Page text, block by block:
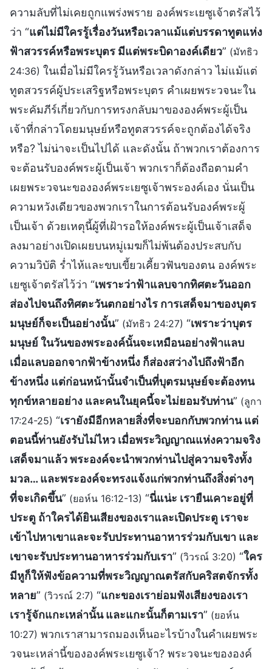
ความลับที่ไม่เคยถูกแพร่งพราย องค์พระเยซูเจ้าตรัสไว้
ว่า “แต่ไม่มีใครรู้เรื่องวันหรือเวลาแม้แต่บรรดาทูตแห่ง
ฟ้าสวรรค์หรือพระบุตร มีแต่พระบิดาองค์เดียว” (มัทธิว
24:36) ในเมื่อไม่มีใครรู้วันหรือเวลาดังกล่าว ไม่แม้แต่
ทูตสวรรค์ผู้ประเสริฐหรือพระบุตร คำเผยพระวจนะใน
พระคัมภีร์เกี่ยวกับการทรงกลับมาขององค์พระผู้เป็น
เจ้าที่กล่าวโดยมนุษย์หรือทูตสวรรค์จะถูกต้องได้จริง
หรือ? ไม่น่าจะเป็นไปได้ และดังนั้น ถ้าพวกเราต้องการ
จะต้อนรับองค์พระผู้เป็นเจ้า พวกเราก็ต้องถือตามคำ
เผยพระวจนะขององค์พระเยซูเจ้าพระองค์เอง นั่นเป็น
ความหวังเดียวของพวกเราในการต้อนรับองค์พระผู้
เป็นเจ้า ด้วยเหตุนี้ผู้ที่เฝ้ารอให้องค์พระผู้เป็นเจ้าเสด็จ
ลงมาอย่างเปิดเผยบนหมู่เมฆก็ไม่พ้นต้องประสบกับ
ความวิบัติ ร่ำไห้และขบเขี้ยวเคี้ยวฟันของตน องค์พระ
เยซูเจ้าตรัสไว้ว่า “เพราะว่าฟ้าแลบจากทิศตะวันออก
ส่องไปจนถึงทิศตะวันตกอย่างไร การเสด็จมาของบุตร
มนุษย์ก็จะเป็นอย่างนั้น” (มัทธิว 24:27) “เพราะว่าบุตร
มนุษย์ ในวันของพระองค์นั้นจะเหมือนอย่างฟ้าแลบ
เมื่อแลบออกจากฟ้าข้างหนึ่ง ก็ส่องสว่างไปถึงฟ้าอีก
ข้างหนึ่ง แต่ก่อนหน้านั้นจำเป็นที่บุตรมนุษย์จะต้องทน
ทุกข์หลายอย่าง และคนในยุคนี้จะไม่ยอมรับท่าน” (ลูกา
17:24-25) “เรายังมีอีกหลายสิ่งที่จะบอกกับพวกท่าน แต่
ตอนนี้ท่านยังรับไม่ไหว เมื่อพระวิญญาณแห่งความจริง
เสด็จมาแล้ว พระองค์จะนำพวกท่านไปสู่ความจริงทั้ง
มวล… และพระองค์จะทรงแจ้งแก่พวกท่านถึงสิ่งต่างๆ
ที่จะเกิดขึ้น” (ยอห์น 16:12-13) “นี่แน่ะ เรายืนเคาะอยู่ที่
ประตู ถ้าใครได้ยินเสียงของเราและเปิดประตู เราจะ
เข้าไปหาเขาและจะรับประทานอาหารร่วมกับเขา และ
เขาจะรับประทานอาหารร่วมกับเรา” (วิวรณ์ 3:20) “ใคร
มีหูก็ให้ฟังข้อความที่พระวิญญาณตรัสกับคริสตจักรทั้ง
หลาย” (วิวรณ์ 2:7) “แกะของเราย่อมฟังเสียงของเรา
เรารู้จักแกะเหล่านั้น และแกะนั้นก็ตามเรา” (ยอห์น
10:27) พวกเราสามารถมองเห็นอะไรบ้างในคำเผยพระ
วจนะเหล่านี้ขององค์พระเยซูเจ้า? พระวจนะขององค์